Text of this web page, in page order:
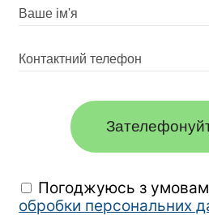
Погоджуюсь з
обробки персональних